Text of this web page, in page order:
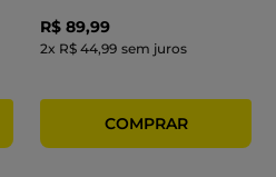
R$ 89,99
2x R$ 44,99 sem juros